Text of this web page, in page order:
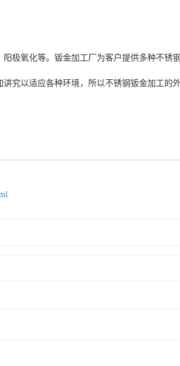
极氧化等。钣金加工厂为客户提供多种不锈
究以适应各种环境，所以不锈钢钣金加工的